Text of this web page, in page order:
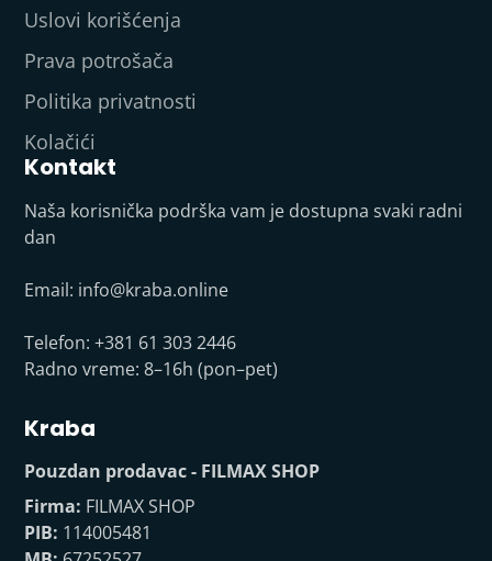
Uslovi korišćenja
Prava potrošača
Politika privatnosti
Kolačići
Kontakt
Naša korisnička podrška vam je dostupna svaki radni
dan
Email: info@kraba.online
Telefon: +381 61 303 2446
Radno vreme: 8–16h (pon–pet)
Kraba
Pouzdan prodavac - FILMAX SHOP
Firma: FILMAX SHOP
PIB: 114005481